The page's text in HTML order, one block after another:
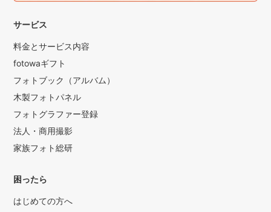
サービス
料金とサービス内容
fotowaギフト
フォトブック（アルバム）
木製フォトパネル
フォトグラファー登録
法人・商用撮影
家族フォト総研
困ったら
はじめての方へ